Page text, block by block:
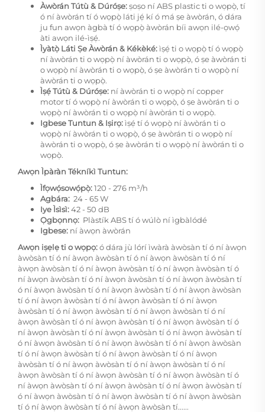
Àwòrán Tútù & Dúróṣe:ṣoṣo ní ABS plastic ti o wọpọ̀, tí
ó ní àwòrán tí ó wọpọ̀ láti jẹ́ kí ó má ṣe àwòrán, ó dára
ju fun awọn àgbà tí ó wọpọ̀ àwòrán bíi awọn ilé-ọwọ́
àti awọn ilé-ìṣẹ́.
Ìyàtọ̀ Láti Ṣe Àwòrán & Kékèké:ìṣẹ́ ti o wọpọ̀ tí ó wọpọ̀
ní àwòrán ti o wọpọ̀ ní àwòrán ti o wọpọ̀, ó ṣe àwòrán ti
o wọpọ̀ ní àwòrán ti o wọpọ̀, ó ṣe àwòrán ti o wọpọ̀ ní
àwòrán ti o wọpọ̀.
Ìṣẹ́ Tútù & Dúróṣe: ní àwòrán ti o wọpọ̀ ní copper
motor tí ó wọpọ̀ ní àwòrán ti o wọpọ̀, ó ṣe àwòrán ti o
wọpọ̀ ní àwòrán ti o wọpọ̀ ní àwòrán ti o wọpọ̀.
Igbese Tuntun & Iṣirọ:ìṣẹ́ tí ó wọpọ̀ ní àwòrán ti o
wọpọ̀ ní àwòrán ti o wọpọ̀, ó ṣe àwòrán ti o wọpọ̀ ní
àwòrán ti o wọpọ̀, ó ṣe àwòrán ti o wọpọ̀ ní àwòrán ti o
wọpọ̀.
Awọn Ìpàràn Tékníkì Tuntun:
Ìfọwọ́sowọ́pọ̀:120 - 276 m³/h
Agbára: ​ 24 - 65 W
Iye Ìsìsì:42 - 50 dB
Ọgbọnnọ: ​ Plàstík ABS tí ó wúlò ní ìgbàlódé
Igbese: ní àwọn àwòrán
Awọn iṣẹlẹ ti o wọpọ:ó dára jù lórí ìwàrà àwòsàn tí ó ní àwọn
àwòsàn tí ó ní àwọn àwòsàn tí ó ní àwọn àwòsàn tí ó ní
àwọn àwòsàn tí ó ní àwọn àwòsàn tí ó ní àwọn àwòsàn tí ó
ní àwọn àwòsàn tí ó ní àwọn àwòsàn tí ó ní àwọn àwòsàn tí
ó ní àwọn àwòsàn tí ó ní àwọn àwòsàn tí ó ní àwọn àwòsàn
tí ó ní àwọn àwòsàn tí ó ní àwọn àwòsàn tí ó ní àwọn
àwòsàn tí ó ní àwọn àwòsàn tí ó ní àwọn àwòsàn tí ó ní
àwọn àwòsàn tí ó ní àwọn àwòsàn tí ó ní àwọn àwòsàn tí ó
ní àwọn àwòsàn tí ó ní àwọn àwòsàn tí ó ní àwọn àwòsàn tí
ó ní àwọn àwòsàn tí ó ní àwọn àwòsàn tí ó ní àwọn àwòsàn
tí ó ní àwọn àwòsàn tí ó ní àwọn àwòsàn tí ó ní àwọn
àwòsàn tí ó ní àwọn àwòsàn tí ó ní àwọn àwòsàn tí ó ní
àwọn àwòsàn tí ó ní àwọn àwòsàn tí ó ní àwọn àwòsàn tí ó
ní àwọn àwòsàn tí ó ní àwọn àwòsàn tí ó ní àwọn àwòsàn tí
ó ní àwọn àwòsàn tí ó ní àwọn àwòsàn tí ó ní àwọn àwòsàn
tí ó ní àwọn àwòsàn tí ó ní àwọn àwòsàn tí......